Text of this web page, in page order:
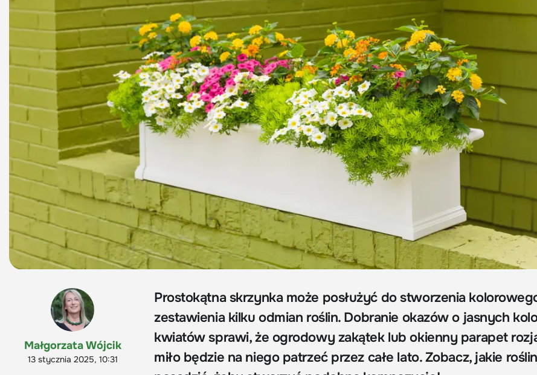
Małgorzata Wójcik
13 stycznia 2025, 10:31
Prostokątna skrzynka może posłużyć do stworzenia
zestawienia kilku odmian roślin. Dobranie okazów o jasnych
kwiatów sprawi, że ogrodowy zakątek lub okienny parapet
miło będzie na niego patrzeć przez całe lato. Zobacz, jakie